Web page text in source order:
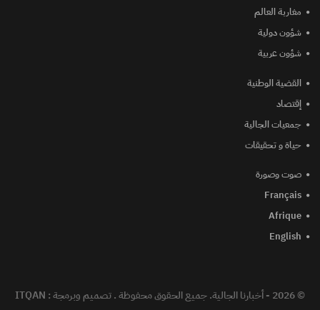
مغاربة العالم
شؤون دولية
شؤون عربية
القضية الوطنية
إقتصاد
جمعيات الجالية
حياة و تحقيقات
صوت وصورة
Français
Afrique
English
© 2026 - أخبارنا الجالية. جميع الحقوق محفوظة . تصميم وبرمجة : ITQAN